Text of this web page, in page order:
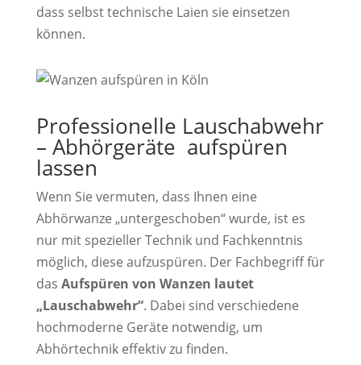
dass selbst technische Laien sie einsetzen
können.
Professionelle Lauschabwehr
– Abhörgeräte aufspüren
lassen
Wenn Sie vermuten, dass Ihnen eine
Abhörwanze „untergeschoben“ wurde, ist es
nur mit spezieller Technik und Fachkenntnis
möglich, diese aufzuspüren. Der Fachbegriff für
das Aufspüren von Wanzen lautet
„Lauschabwehr“. Dabei sind verschiedene
hochmoderne Geräte notwendig, um
Abhörtechnik effektiv zu finden.